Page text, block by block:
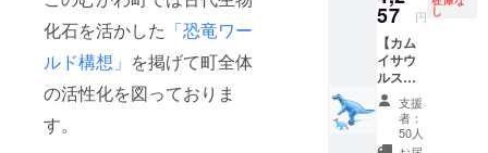
化石を活かした 「恐竜ワー
ルド構想」 を掲げて町全体
の活性化を図っておりま
す。
and Nature
Organization
＝むかわ産
業自然振興
機構を意味
しておりま
57 円 し
【カム
イサウ
ルス
ファン
タジー
ver.と
ファン
支援
者：
50人